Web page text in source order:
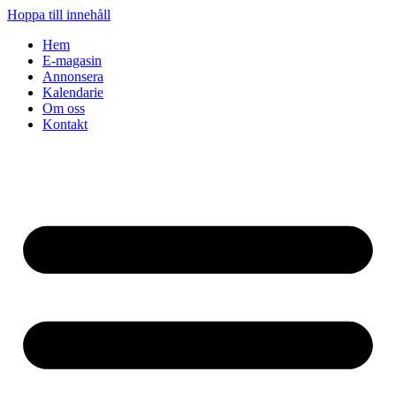
Hoppa till innehåll
Hem
E-magasin
Annonsera
Kalendarie
Om oss
Kontakt